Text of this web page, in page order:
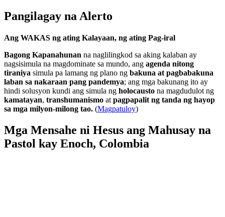
Pangilagay na Alerto
Ang WAKAS ng ating Kalayaan, ng ating Pag-iral
Bagong Kapanahunan na naglilingkod sa aking kalaban ay
nagsisimula na magdominate sa mundo, ang agenda nitong
tiraniya simula pa lamang ng plano ng bakuna at pagbabakuna
laban sa nakaraan pang pandemya; ang mga bakunang ito ay
hindi solusyon kundi ang simula ng holocausto na magdudulot ng
kamatayan, transhumanismo at pagpapalit ng tanda ng hayop
sa mga milyon-milong tao. (Magpatuloy)
Mga Mensahe ni Hesus ang Mahusay na
Pastol kay Enoch, Colombia